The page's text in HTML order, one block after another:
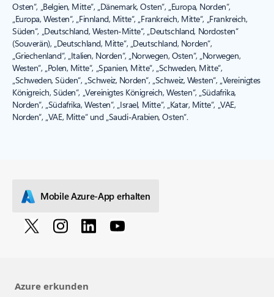
Osten“, „Belgien, Mitte“, „Dänemark, Osten“, „Europa, Norden“,
„Europa, Westen“, „Finnland, Mitte“, „Frankreich, Mitte“, „Frankreich,
Süden“, „Deutschland, Westen-Mitte“, „Deutschland, Nordosten“
(Souverän), „Deutschland, Mitte“, „Deutschland, Norden“,
„Griechenland“, „Italien, Norden“, „Norwegen, Osten“, „Norwegen,
Westen“, „Polen, Mitte“, „Spanien, Mitte“, „Schweden, Mitte“,
„Schweden, Süden“, „Schweiz, Norden“, „Schweiz, Westen“, „Vereinigtes
Königreich, Süden“, „Vereinigtes Königreich, Westen“, „Südafrika,
Norden“, „Südafrika, Westen“, „Israel, Mitte“, „Katar, Mitte“, „VAE,
Norden“, „VAE, Mitte“ und „Saudi-Arabien, Osten“.
Mobile Azure-App erhalten
Azure erkunden